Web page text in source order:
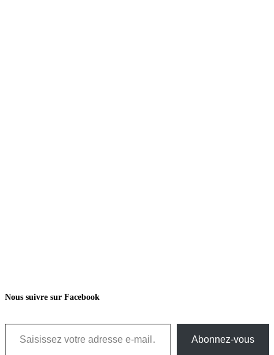
Nous suivre sur Facebook
Saisissez votre adresse e-mail…
Abonnez-vous